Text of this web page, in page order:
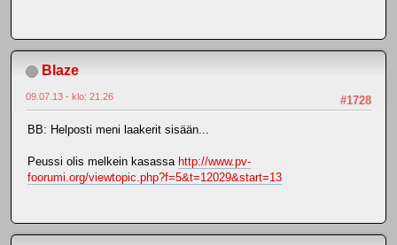
Blaze
#1728
09.07.13 - klo: 21.26
BB: Helposti meni laakerit sisään...
Peussi olis melkein kasassa http://www.pv-
foorumi.org/viewtopic.php?f=5&t=12029&start=13